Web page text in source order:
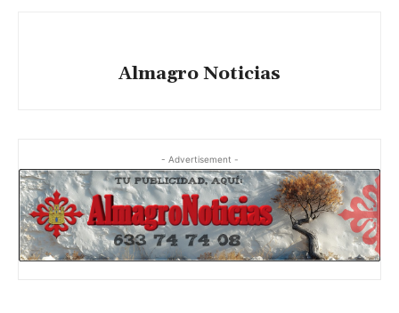
Almagro Noticias
- Advertisement -